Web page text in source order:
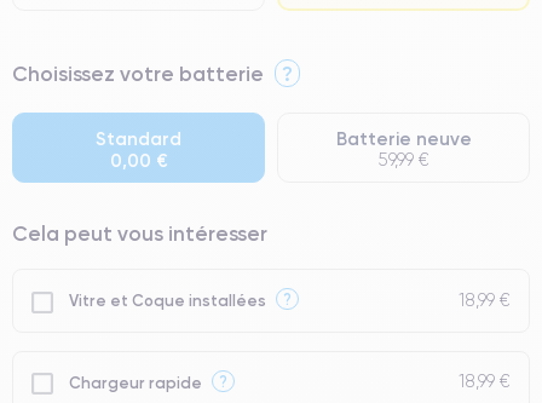
⭐ Premium
● Batterie : usage intensif.
● Seuls 5% de nos téléphones ont un grade Premium.
Choisissez votre batterie ?
Standard
0,00 €
Batterie neuve
59,99 €
Cela peut vous intéresser
Vitre et Coque installées ? 18,99 €
Chargeur rapide ? 18,99 €